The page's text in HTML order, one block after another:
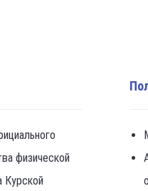
физической
Курской